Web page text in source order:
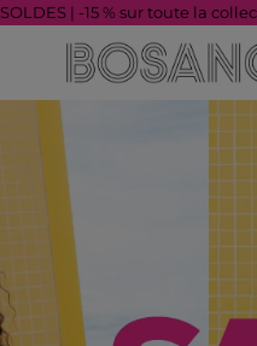
SOLDES | -15 % sur toute la